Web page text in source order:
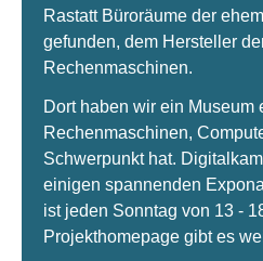
Rastatt Büroräume der
gefunden, dem Hersteller
Rechenmaschinen.
Dort haben wir ein Museum
Rechenmaschinen,
Schwerpunkt hat.
einigen spannenden
ist jeden Sonntag von 13 -
Projekthomepage gibt es